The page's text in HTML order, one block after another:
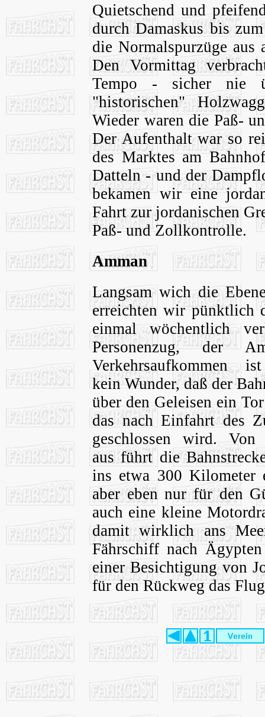
Quietschend und
durch Damaskus bis
die Normalspurzüge aus
Den Vormittag
Tempo - sicher nie
"historischen"
Wieder waren die Paß-
Der Aufenthalt war so
des Marktes am
Datteln - und der
bekamen wir eine
Fahrt zur jordanischen
Paß- und Zollkontrolle.
Amman
Langsam wich die
erreichten wir pünktlich
einmal wöchentlich
Personenzug, der
Verkehrsaufkommen
kein Wunder, daß der
über den Geleisen ein
das nach Einfahrt des
geschlossen wird. Von
aus führt die
ins etwa 300 Kilometer
aber eben nur für den
auch eine kleine
damit wirklich ans
Fährschiff nach
einer Besichtigung von
für den Rückweg das